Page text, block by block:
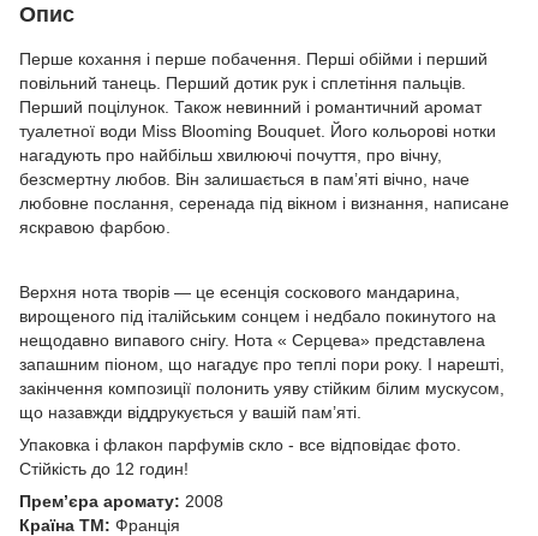
Опис
Перше кохання і перше побачення. Перші обійми і перший
повільний танець. Перший дотик рук і сплетіння пальців.
Перший поцілунок. Також невинний і романтичний аромат
туалетної води Miss Blooming Bouquet. Його кольорові нотки
нагадують про найбільш хвилюючі почуття, про вічну,
безсмертну любов. Він залишається в пам’яті вічно, наче
любовне послання, серенада під вікном і визнання, написане
яскравою фарбою.
Верхня нота творів — це есенція соскового мандарина,
вирощеного під італійським сонцем і недбало покинутого на
нещодавно випавого снігу. Нота « Серцева» представлена
запашним піоном, що нагадує про теплі пори року. І нарешті,
закінчення композиції полонить уяву стійким білим мускусом,
що назавжди віддрукується у вашій пам’яті.
Упаковка і флакон парфумів скло - все відповідає фото.
Стійкість до 12 годин!
Прем’єра аромату: 2008
Країна ТМ: Франція